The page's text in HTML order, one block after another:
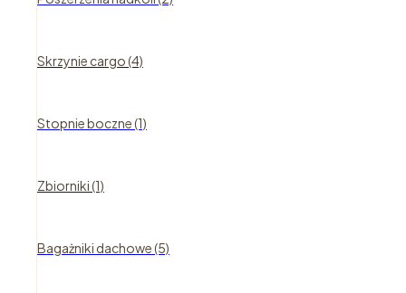
Skrzynie cargo (4)
Stopnie boczne (1)
Zbiorniki (1)
Bagażniki dachowe (5)